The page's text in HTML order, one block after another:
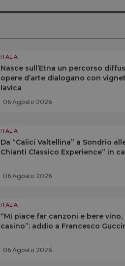
ITALIA
Nasce sull’Etna un percorso
opere d’arte dialogano con
lavica
06 Agosto 2026
ITALIA
Da “Calici Valtellina” a Sondrio
Chianti Classico Experience” in
06 Agosto 2026
ITALIA
“Mi piace far canzoni e bere
casino”: addio a Francesco
06 Agosto 2026